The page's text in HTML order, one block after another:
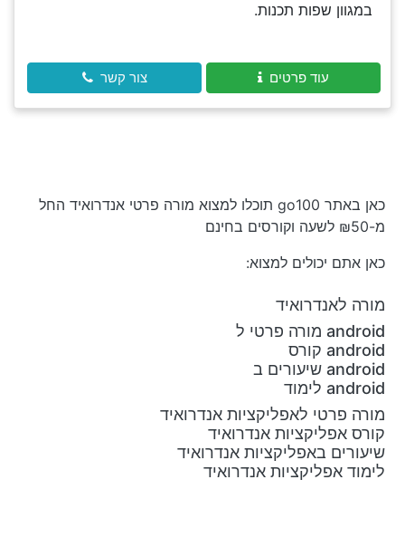
במגוון שפות תכנות.
עוד פרטים צור קשר
כאן באתר go100 תוכלו למצוא מורה פרטי אנדרואיד החל
מ-₪50 לשעה וקורסים בחינם
כאן אתם יכולים למצוא:
מורה לאנדרואיד
android מורה פרטי ל
android קורס
android שיעורים ב
android לימוד
מורה פרטי לאפליקציות אנדרואיד
קורס אפליקציות אנדרואיד
שיעורים באפליקציות אנדרואיד
לימוד אפליקציות אנדרואיד